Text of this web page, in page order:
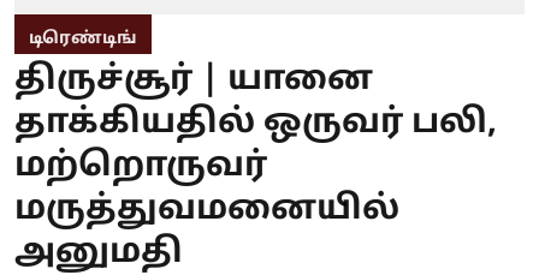
டிரெண்டிங்
திருச்சூர் | யானை
தாக்கியதில் ஒருவர் பலி,
மற்றொருவர்
மருத்துவமனையில்
அனுமதி